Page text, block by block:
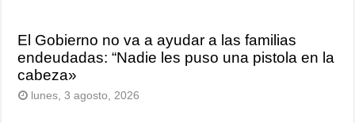
El Gobierno no va a ayudar a las familias
endeudadas: “Nadie les puso una pistola en la
cabeza»
lunes, 3 agosto, 2026